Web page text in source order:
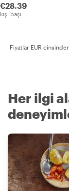
€28.39
kişi başı
Fiyatlar EUR
Her ilgi